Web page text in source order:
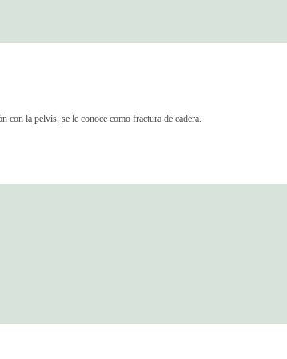
con la pelvis, se le conoce como fractura de cadera.